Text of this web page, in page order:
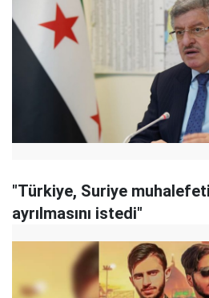
"Türkiye, Suriye
ayrılmasını istedi"